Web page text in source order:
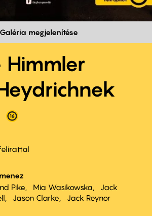
Galéria megjelenítése
Himmler
Pike Mia Wasikowska
Jack
Jason Clarke Jack Reynor